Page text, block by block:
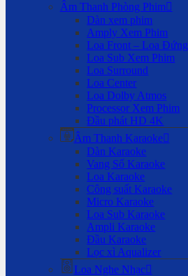
Âm Thanh Phòng Phim
Dàn xem phim
Amply Xem Phim
Loa Front – Loa Đứng
Loa Sub Xem Phim
Loa Surround
Loa Center
Loa Dolby Atmos
Processor Xem Phim
Đầu phát HD 4K
Âm Thanh Karaoke
Dàn Karaoke
Vang Số Karaoke
Loa Karaoke
Công suất Karaoke
Micro Karaoke
Loa Sub Karaoke
Ampli Karaoke
Đầu Karaoke
Lọc xì Aqualizer
Loa Nghe Nhạc